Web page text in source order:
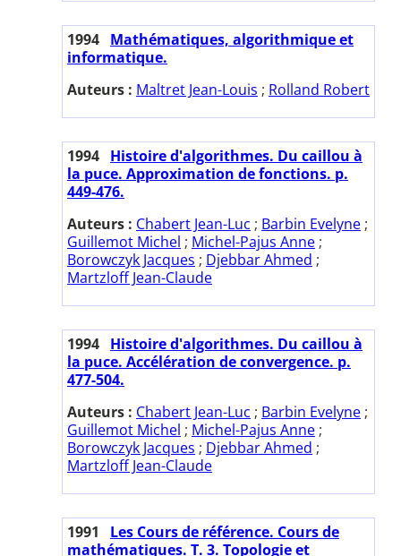
1994 Mathématiques, algorithmique et
informatique.
Auteurs : Maltret Jean-Louis ; Rolland Robert
1994 Histoire d'algorithmes. Du caillou à
la puce. Approximation de fonctions. p.
449-476.
Auteurs : Chabert Jean-Luc ; Barbin Evelyne ;
Guillemot Michel ; Michel-Pajus Anne ;
Borowczyk Jacques ; Djebbar Ahmed ;
Martzloff Jean-Claude
1994 Histoire d'algorithmes. Du caillou à
la puce. Accélération de convergence. p.
477-504.
Auteurs : Chabert Jean-Luc ; Barbin Evelyne ;
Guillemot Michel ; Michel-Pajus Anne ;
Borowczyk Jacques ; Djebbar Ahmed ;
Martzloff Jean-Claude
1991
Les Cours de référence. Cours de
mathématiques. T. 3. Topologie et